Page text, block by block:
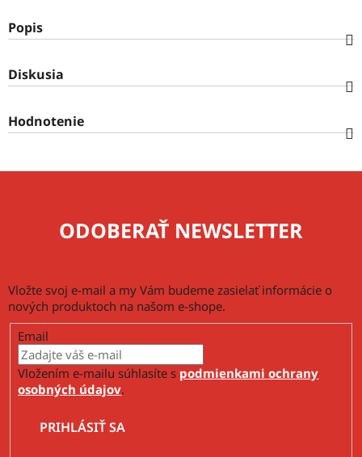
Popis
Diskusia
Hodnotenie
ODOBERAŤ NEWSLETTER
Vložte svoj e-mail a my Vám budeme zasielať informácie o
nových produktoch na našom e-shope.
Email
Vložením e-mailu súhlasíte s podmienkami ochrany
osobných údajov.
PRIHLÁSIŤ SA